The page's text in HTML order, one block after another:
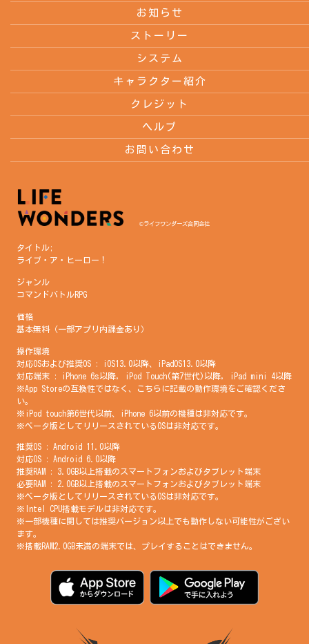
お知らせ
ストーリー
システム
キャラクター紹介
クレジット
ヘルプ
お問い合わせ
©ライフワンダーズ合同会社
タイトル;
ライブ・ア・ヒーロー！
ジャンル
コマンドバトルRPG
価格
基本無料（一部アプリ内課金あり）
操作環境
対応OSおよび推奨OS : iOS13.0以降、iPadOS13.0以降
対応端末 : iPhone 6s以降, iPod Touch(第7世代)以降, iPad mini 4以降
※App Storeの互換性ではなく、こちらに記載の動作環境をご確認くださ
い。
※iPod touch第6世代以前、iPhone 6以前の機種は非対応です。
※ベータ版としてリリースされているOSは非対応です。
推奨OS : Android 11.0以降
対応OS : Android 6.0以降
推奨RAM : 3.0GB以上搭載のスマートフォンおよびタブレット端末
必要RAM : 2.0GB以上搭載のスマートフォンおよびタブレット端末
※ベータ版としてリリースされているOSは非対応です。
※Intel CPU搭載モデルは非対応です。
※一部機種に関しては推奨バージョン以上でも動作しない可能性がござい
ます。
※搭載RAM2.0GB未満の端末では、プレイすることはできません。